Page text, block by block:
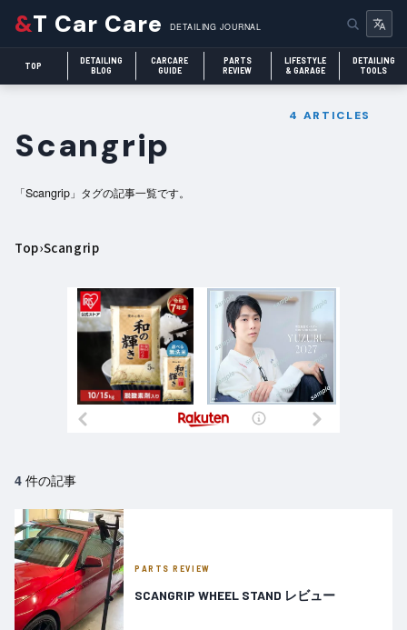
&T Car Care DETAILING JOURNAL
TOP
DETAILING
BLOG
CARCARE
GUIDE
PARTS
REVIEW
LIFESTYLE
& GARAGE
DETAILING
TOOLS
Scangrip
「Scangrip」タグの記事一覧です。
4 ARTICLES
Top›Scangrip
4 件の記事
PARTS REVIEW
SCANGRIP WHEEL STAND レビュー